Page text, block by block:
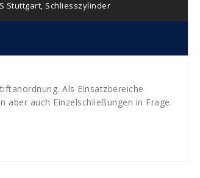
Stuttgart Schliesszylinder
Als Einsatzbereiche
aber auch Einzelschließungen in Frage.